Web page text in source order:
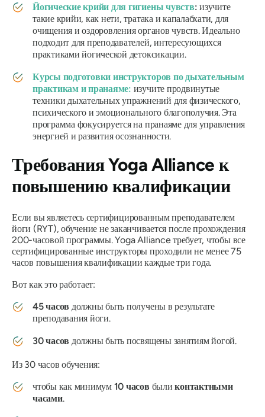
Йогические крийи для гигиены чувств: изучите
такие крийи, как нети, тратака и капалабхати, для
очищения и оздоровления органов чувств. Идеально
подходит для преподавателей, интересующихся
практиками йогической детоксикации.
Курсы подготовки инструкторов по дыхательным
практикам и пранаяме: изучите продвинутые
техники дыхательных упражнений для физического,
психического и эмоционального благополучия. Эта
программа фокусируется на пранаяме для управления
энергией и развития осознанности.
Требования Yoga Alliance к
повышению квалификации
Если вы являетесь сертифицированным преподавателем
йоги (RYT), обучение не заканчивается после прохождения
200-часовой программы. Yoga Alliance требует, чтобы все
сертифицированные инструкторы проходили не менее 75
часов повышения квалификации каждые три года.
Вот как это работает:
45 часов должны быть получены в результате
преподавания йоги.
30 часов должны быть посвящены занятиям йогой.
Из 30 часов обучения:
чтобы как минимум 10 часов быликонтактными
часами.